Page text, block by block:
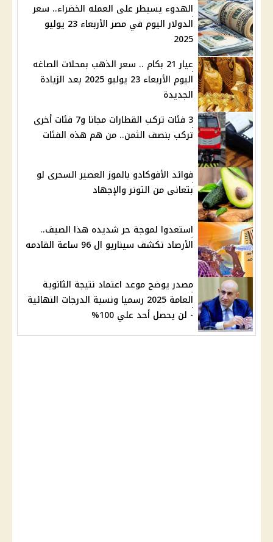
الهدوء يسيطر على العمله الخضراء.. سعر
الدولار اليوم في مصر الأربعاء 23 يوليو
2025
عيار 21 بكام .. سعر الذهب بمحلات الصاغه
اليوم الأربعاء 23 يوليو 2025 بعد الزيادة
الجديدة
3 فئات تركب القطارات مجانا و7 فئات أخرى
تركب بنصف الثمن.. من هم هذه الفئات
فوائد الأفوكادو بالموز العصير السحرى لو
بتعانى من التوتر والإجهاد
استعدوا لموجة حر شديده هذا الصيف..
الأرصاد تكشف سيناريو ال 96 ساعة القادمه
مصدر يوضح موعد اعتماد نتيجة الثانوية
العامة 2025 رسميا ونسبة الدرجات النهائية
- لن يحصل أحد علي 100%